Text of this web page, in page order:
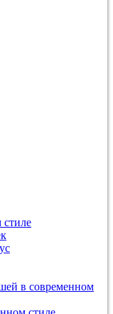
в современном